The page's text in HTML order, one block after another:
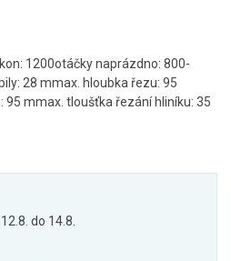
1200otáčky naprázdno: 800-
28 mmax. hloubka řezu: 95
mmax. tloušťka řezání hliníku: 35
do 14.8.